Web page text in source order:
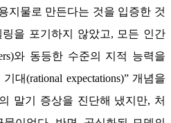
지물로 만든다는 것을 입증한 것
을 포기하지 않았고, 모든 인간
와 동등한 수준의 지적 능력을
대(rational expectations)” 개념을
말기 증상을 진단해 냈지만, 처